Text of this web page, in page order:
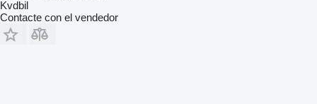
Kvdbil
Contacte con el vendedor